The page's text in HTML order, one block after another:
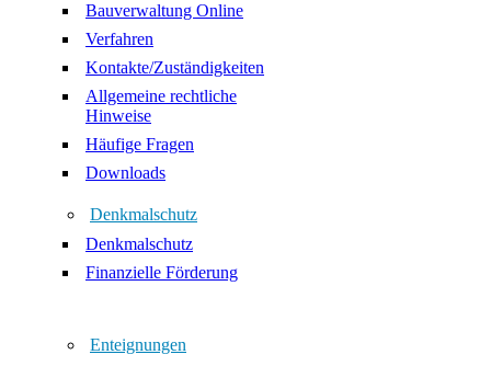
Bauverwaltung Online
Verfahren
Kontakte/Zuständigkeiten
Allgemeine rechtliche
Hinweise
Häufige Fragen
Downloads
Denkmalschutz
Denkmalschutz
Finanzielle Förderung
Enteignungen